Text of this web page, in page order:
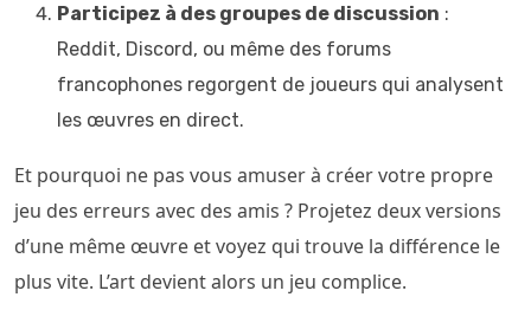
Participez à des groupes de discussion :
Reddit, Discord, ou même des forums
francophones regorgent de joueurs qui analysent
les œuvres en direct.
Et pourquoi ne pas vous amuser à créer votre propre
jeu des erreurs avec des amis ? Projetez deux versions
d’une même œuvre et voyez qui trouve la différence le
plus vite. L’art devient alors un jeu complice.